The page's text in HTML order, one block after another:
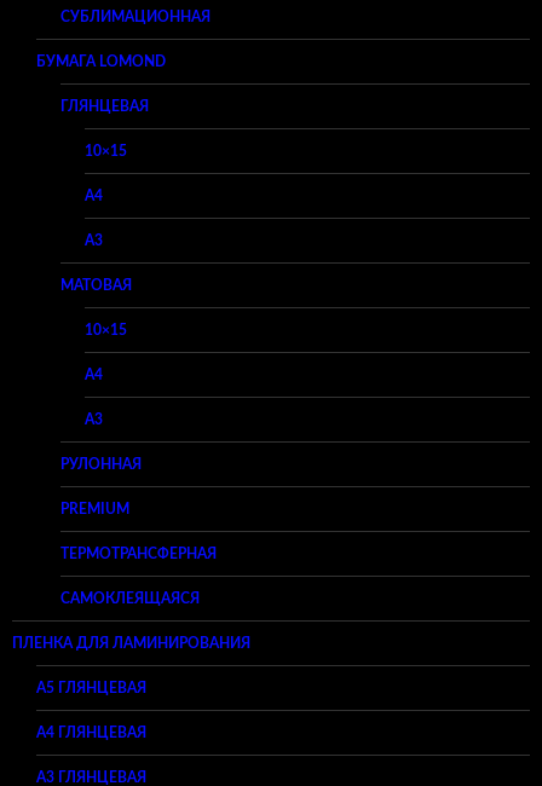
СУБЛИМАЦИОННАЯ
БУМАГА LOMOND
ГЛЯНЦЕВАЯ
10×15
A4
A3
МАТОВАЯ
10×15
A4
A3
РУЛОННАЯ
PREMIUM
ТЕРМОТРАНСФЕРНАЯ
САМОКЛЕЯЩАЯСЯ
ПЛЕНКА ДЛЯ ЛАМИНИРОВАНИЯ
A5 ГЛЯНЦЕВАЯ
А4 ГЛЯНЦЕВАЯ
A3 ГЛЯНЦЕВАЯ